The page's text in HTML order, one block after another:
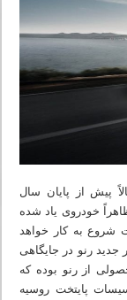
پیش از پایان سال
خودروی یاد شده
مسکو 2018 که از 29 آگوست شروع به کار خواهد
رنو در جایگاهی
از رنو بوده که
پایتخت روسیه